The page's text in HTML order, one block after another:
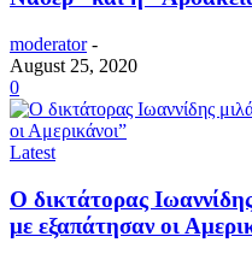
moderator -
August 25, 2020
0
Latest
Ο δικτάτορας
με εξαπάτησαν οι